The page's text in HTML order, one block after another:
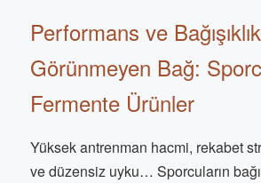
Performans ve
Görünmeyen Bağ:
Fermente Ürünler
Yüksek antrenman hacmi, rekabet
ve düzensiz uyku… Sporcuların